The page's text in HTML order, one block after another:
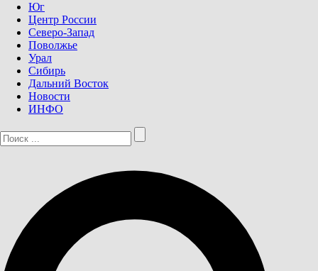
Юг
Центр России
Северо-Запад
Поволжье
Урал
Сибирь
Дальний Восток
Новости
ИНФО